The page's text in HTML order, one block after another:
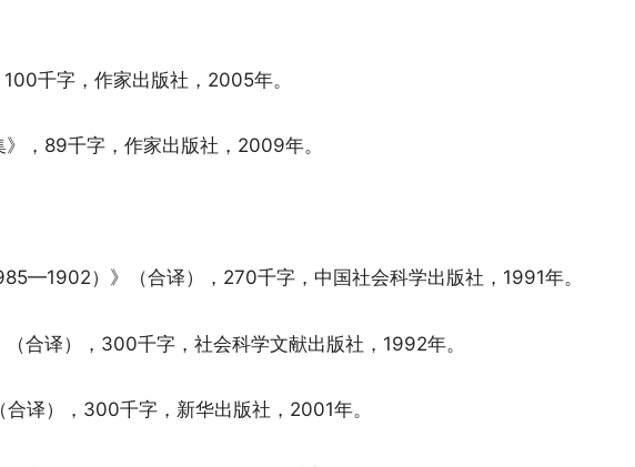
千字，作家出版社，2005年。
，89千字，作家出版社，2009年。
）》（合译），270千字，中国社会科学出版社，1991年。
合译），300千字，社会科学文献出版社，1992年。
译），300千字，新华出版社，2001年。